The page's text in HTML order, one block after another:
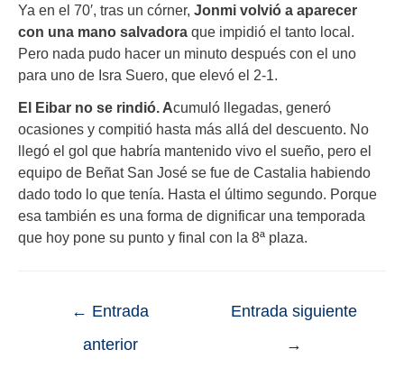
Ya en el 70′, tras un córner, Jonmi volvió a aparecer
con una mano salvadora que impidió el tanto local.
Pero nada pudo hacer un minuto después con el uno
para uno de Isra Suero, que elevó el 2-1.
El Eibar no se rindió. Acumuló llegadas, generó
ocasiones y compitió hasta más allá del descuento. No
llegó el gol que habría mantenido vivo el sueño, pero el
equipo de Beñat San José se fue de Castalia habiendo
dado todo lo que tenía. Hasta el último segundo. Porque
esa también es una forma de dignificar una temporada
que hoy pone su punto y final con la 8ª plaza.
← Entrada
anterior
Entrada siguiente
→